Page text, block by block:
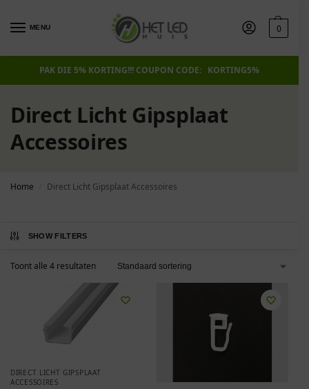
MENU 0
PAK DIE 5% KORTING!!! COUPON CODE: KORTING5%
Direct Licht Gipsplaat
Accessoires
Home Direct Licht Gipsplaat Accessoires
SHOW FILTERS
Toont alle 4 resultaten
DIRECT LICHT GIPSPLAAT
ACCESSOIRES